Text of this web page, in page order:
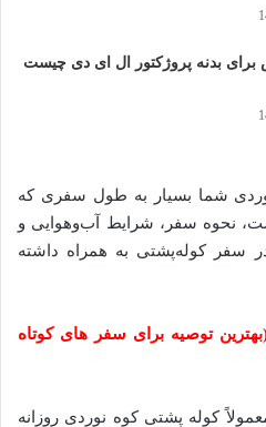
برای بدنه پروژکتور ال ای دی چیست
شما بسیار به طول سفری که
نحوه سفر، شرایط آب‌وهوایی و
سفر کوله‌پشتی به همراه داشته
توصیه برای سفر های کوتاه
کوله پشتی کوه نوردی روزانه